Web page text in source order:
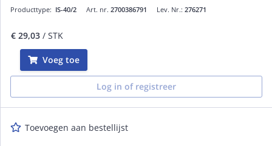
Art. nr. 2700386791
Producttype: IS-40/2 Lev. Nr.: 276271
€ 29,03 / STK
Voeg toe
Log in of registreer
Toevoegen aan bestellijst